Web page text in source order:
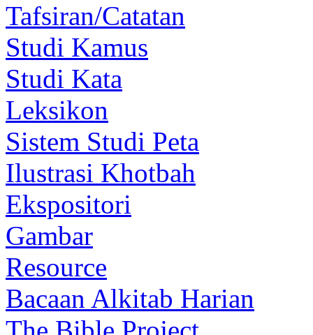
Tafsiran/Catatan
Studi Kamus
Studi Kata
Leksikon
Sistem Studi Peta
Ilustrasi Khotbah
Ekspositori
Gambar
Resource
Bacaan Alkitab Harian